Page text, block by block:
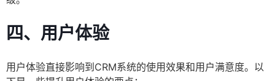
四、用户体验
用户体验直接影响到CRM系统的使用效果和用户满意度。以